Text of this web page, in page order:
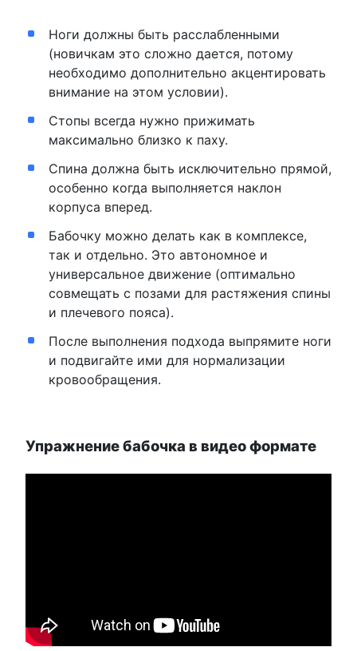
Ноги должны быть расслабленными
(новичкам это сложно дается, потому
необходимо дополнительно акцентировать
внимание на этом условии).
Стопы всегда нужно прижимать
максимально близко к паху.
Спина должна быть исключительно прямой,
особенно когда выполняется наклон
корпуса вперед.
Бабочку можно делать как в комплексе,
так и отдельно. Это автономное и
универсальное движение (оптимально
совмещать с позами для растяжения спины
и плечевого пояса).
После выполнения подхода выпрямите ноги
и подвигайте ими для нормализации
кровообращения.
Упражнение бабочка в видео формате